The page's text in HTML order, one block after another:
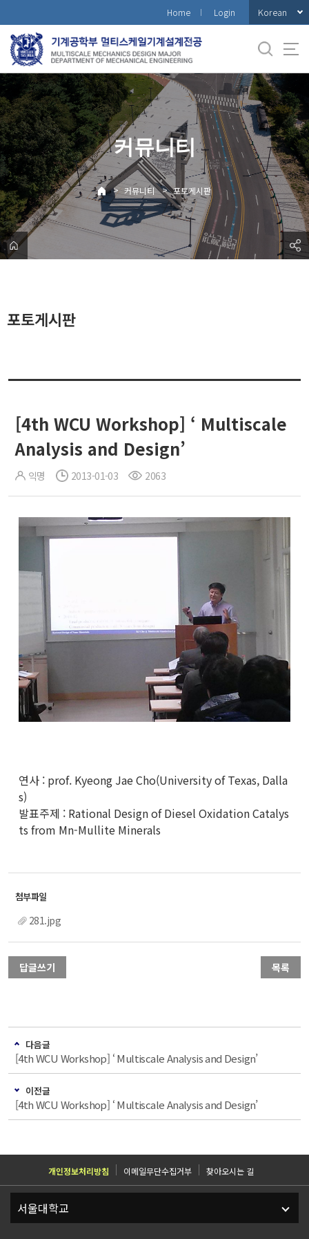
로
메
뉴
Home Login Korean
커뮤니티
> 커뮤니티 > 포토게시판
포토게시판
[4th WCU Workshop] ‘ Multiscale
Analysis and Design’
익명 2013-01-03 2063
연사 : prof. Kyeong Jae Cho(University of Texas, Dalla
s)
발표주제 : Rational Design of Diesel Oxidation Catalys
ts from Mn-Mullite Minerals
281.jpg
답글쓰기 목록
다음글
[4th WCU Workshop] ‘ Multiscale Analysis and Design’
이전글
[4th WCU Workshop] ‘ Multiscale Analysis and Design’
개인정보처리방침 이메일무단수집거부 찾아오시는 길